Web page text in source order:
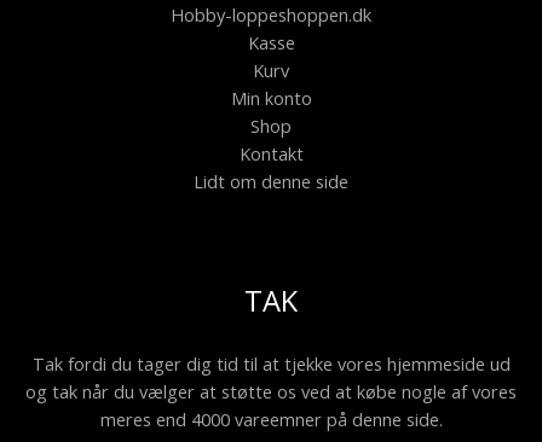
Hobby-loppeshoppen.dk
Kasse
Kurv
Min konto
Shop
Kontakt
Lidt om denne side
TAK
Tak fordi du tager dig tid til at tjekke vores hjemmeside ud
og tak når du vælger at støtte os ved at købe nogle af vores
meres end 4000 vareemner på denne side.